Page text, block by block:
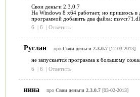
Свои деньги 2.3.0.7
На Windows 8 х64 работает, но пришлось в
программой добавить два файла:
6
| 6 | Ответить
Руслан про Свои деньги 2.3.0.7[12-03-2013]
не запускается программа к большому
6
| 6 | Ответить
нина про Свои деньги 2.3.0.7[03-02-2013]